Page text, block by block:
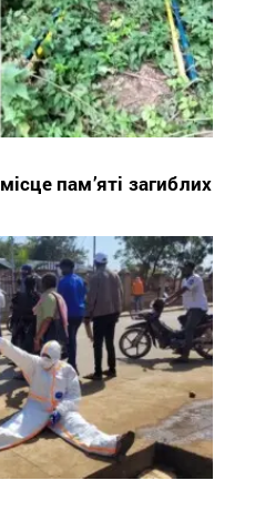
пам’яті загиблих